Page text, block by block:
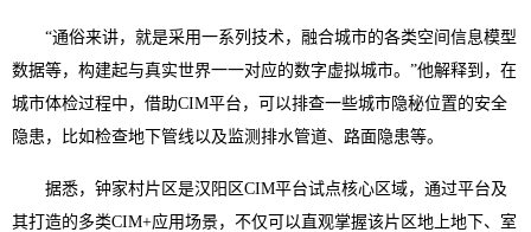
“通俗来讲，就是采用一系列技术，融合城市的各类空间信息模型
数据等，构建起与真实世界一一对应的数字虚拟城市。”他解释到，在
城市体检过程中，借助CIM平台，可以排查一些城市隐秘位置的安全
隐患，比如检查地下管线以及监测排水管道、路面隐患等。
据悉，钟家村片区是汉阳区CIM平台试点核心区域，通过平台及
其打造的多类CIM+应用场景，不仅可以直观掌握该片区地上地下、室